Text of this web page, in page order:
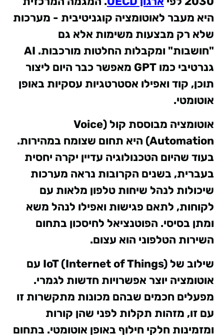
היא מעבר לאוטומציה קוגניטיבית - מערכות
שלא רק מבצעות משימות אלא גם
"חושבות" ומקבלות החלטות מורכבות. AI
גנרטיבי כמו GPT מאפשר כבר היום ליצור
תוכן, קוד ואפילו אסטרטגיות עסקיות באופן
אוטומטי.
אוטומציה מבוססת קול (Voice
Automation) היא תחום שצומח במהירות.
בעוד שהיום הטכנולוגיה עדיין יקרה יחסית
בעברית, בשנים הקרובות נראה מערכות
שיכולות לנהל שיחות טלפון מלאות עם
לקוחות, לתאם פגישות ואפילו לנהל משא
ומתן בסיסי. הפוטנציאל לחיסכון בתחום
השירות הטלפוני הוא עצום.
שילוב של IoT (Internet of Things) עם
אוטומציה יוצר אפשרויות חדשות לגמרי.
מפעלים חכמים שבהם מכונות מתקשרות זו
עם זו, מזהות תקלות לפני שהן קורות
ומזמינות חלקי חילוף באופן אוטומטי. בתחום